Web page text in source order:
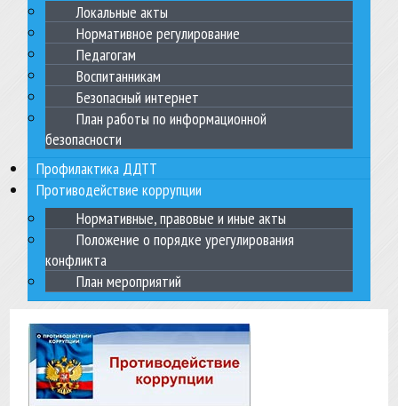
Локальные акты
Нормативное регулирование
Педагогам
Воспитанникам
Безопасный интернет
План работы по информационной
безопасности
Профилактика ДДТТ
Противодействие коррупции
Нормативные, правовые и иные акты
Положение о порядке урегулирования
конфликта
План мероприятий